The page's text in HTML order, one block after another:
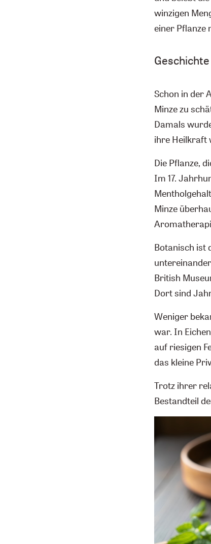
winzigen
einer Pflanze
Geschichte
Schon in der
Minze zu
Damals
ihre Heilkraft
Die Pflanze,
Im 17.
Minze
Botanisch ist
British
Dort sind
Weniger
war. In
auf riesigen
das kleine
Trotz ihrer
Bestandteil